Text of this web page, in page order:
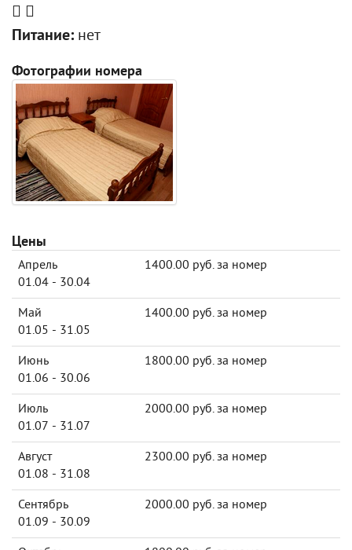
Питание: нет
Фотографии номера
Цены
Апрель
01.04 - 30.04
1400.00 руб. за номер
Май
01.05 - 31.05
1400.00 руб. за номер
Июнь
01.06 - 30.06
1800.00 руб. за номер
Июль
01.07 - 31.07
2000.00 руб. за номер
Август
01.08 - 31.08
2300.00 руб. за номер
Сентябрь
01.09 - 30.09
2000.00 руб. за номер